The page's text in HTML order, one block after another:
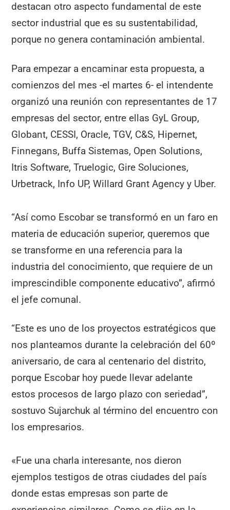
destacan otro aspecto fundamental de este
sector industrial que es su sustentabilidad,
porque no genera contaminación ambiental.
Para empezar a encaminar esta propuesta, a
comienzos del mes -el martes 6- el intendente
organizó una reunión con representantes de 17
empresas del sector, entre ellas GyL Group,
Globant, CESSI, Oracle, TGV, C&S, Hipernet,
Finnegans, Buffa Sistemas, Open Solutions,
Itris Software, Truelogic, Gire Soluciones,
Urbetrack, Info UP, Willard Grant Agency y Uber.
“Así como Escobar se transformó en un faro en
materia de educación superior, queremos que
se transforme en una referencia para la
industria del conocimiento, que requiere de un
imprescindible componente educativo”, afirmó
el jefe comunal.
“Este es uno de los proyectos estratégicos que
nos planteamos durante la celebración del 60º
aniversario, de cara al centenario del distrito,
porque Escobar hoy puede llevar adelante
estos procesos de largo plazo con seriedad”,
sostuvo Sujarchuk al término del encuentro con
los empresarios.
«Fue una charla interesante, nos dieron
ejemplos testigos de otras ciudades del país
donde estas empresas son parte de